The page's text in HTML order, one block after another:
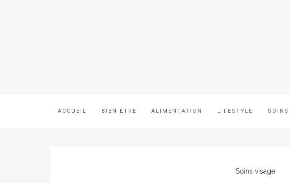
ACCUEIL BIEN-ÊTRE ALIMENTATION LIFESTYLE SOINS
Soins visage